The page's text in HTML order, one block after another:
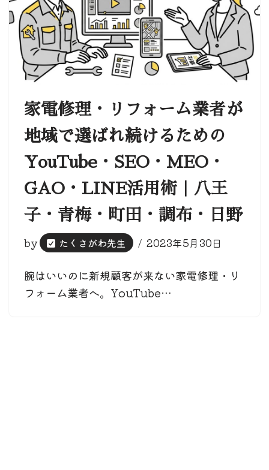
ッ
プ
家電修理・リフォーム業者が
地域で選ばれ続けるための
YouTube・SEO・MEO・
GAO・LINE活用術｜八王
子・青梅・町田・調布・日野
by たくさがわ先生 2023年5月30日
腕はいいのに新規顧客が来ない家電修理・リ
フォーム業者へ。YouTube…